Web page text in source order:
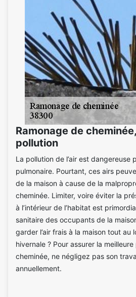
Ramonage de
pollution
La pollution de l’air est dangereuse
pulmonaire. Pourtant, ces airs
de la maison à cause de la
cheminée. Limiter, voire éviter la
à l’intérieur de l’habitat est
sanitaire des occupants de la
garder l’air frais à la maison tout au
hivernale ? Pour assurer la
cheminée, ne négligez pas son
annuellement.